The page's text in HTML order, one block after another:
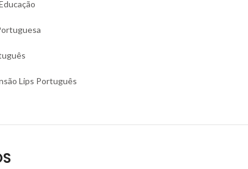
Lips Português